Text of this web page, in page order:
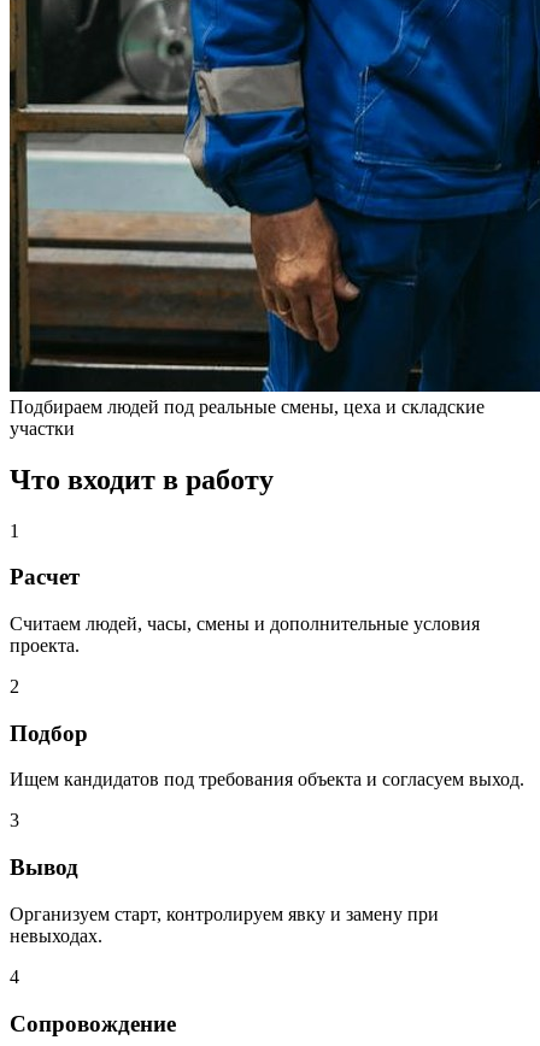
Подбираем людей под реальные смены, цеха и складские
участки
Что входит в работу
1
Расчет
Считаем людей, часы, смены и дополнительные условия
проекта.
2
Подбор
Ищем кандидатов под требования объекта и согласуем выход.
3
Вывод
Организуем старт, контролируем явку и замену при
невыходах.
4
Сопровождение